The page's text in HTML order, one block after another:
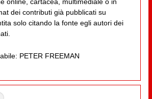
online, cartacea, multimediale o in
dei contributi già pubblicati su
solo citando la fonte egli autori dei
PETER FREEMAN